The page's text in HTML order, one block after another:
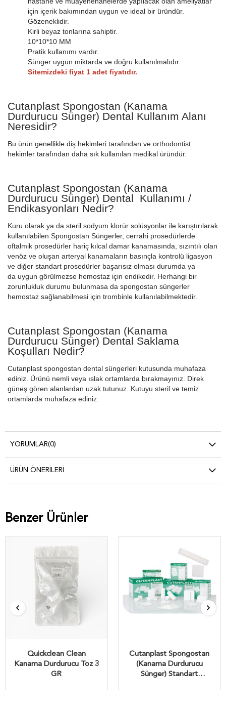
için içerik bakımından uygun ve ideal bir üründür.
Gözeneklidir.
Kirli beyaz tonlarına sahiptir.
10*10*10 MM
Pratik kullanımı vardır.
Sünger uygun miktarda ve doğru kullanılmalıdır.
Sitemizdeki fiyat 1 adet fiyatıdır.
Cutanplast Spongostan (Kanama
Durdurucu Sünger) Dental Kullanım Alanı
Neresidir?
Bu ürün genellikle diş hekimleri tarafından ve orthodontist
hekimler tarafından daha sık kullanılan medikal üründür.
Cutanplast Spongostan (Kanama
Durdurucu Sünger) Dental Kullanımı /
Endikasyonları Nedir?
Kuru olarak ya da steril sodyum klorür solüsyonlar ile karıştırılarak
kullanılabilen Spongostan Süngerler, cerrahi prosedürlerde
oftalmik prosedürler hariç kılcal damar kanamasında, sızıntılı olan
venöz ve oluşan arteryal kanamaların basınçla kontrolü ligasyon
ve diğer standart prosedürler başarısız olması durumda ya
da uygun görülmezse hemostaz için endikedir. Herhangi bir
zorunlukluk durumu bulunmasa da spongostan süngerler
hemostaz sağlanabilmesi için trombinle kullanılabilmektedir.
Cutanplast Spongostan (Kanama
Durdurucu Sünger) Dental Saklama
Koşulları Nedir?
Cutanplast spongostan dental süngerleri kutusunda muhafaza
ediniz. Ürünü nemli veya ıslak ortamlarda bırakmayınız. Direk
güneş gören alanlardan uzak tutunuz. Kutuyu steril ve temiz
ortamlarda muhafaza ediniz.
YORUMLAR(0)
ÜRÜN ÖNERILERI
Benzer Ürünler
Quickclean Clean
Kanama Durdurucu Toz 3
GR
Cutanplast Spongostan
(Kanama Durdurucu
Sünger) Standart